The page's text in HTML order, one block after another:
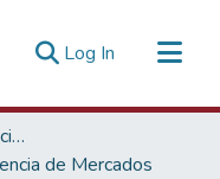
Log In (current)
Promoción de las Exportaciones
de Mercados